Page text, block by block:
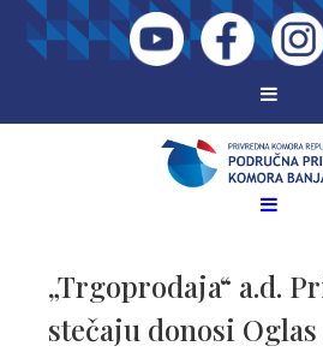
„Trgoprodaja“ a.d.
stečaju donosi